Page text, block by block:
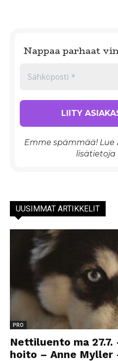
Nappaa parhaat
Emme spämmää! Lue
lisätietoja
UUSIMMAT ARTIKKELIT
PRO
Nettiluento ma 27.7.
hoito – Anne Myller